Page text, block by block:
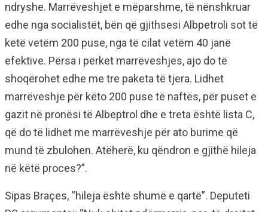
ndryshe. Marrëveshjet e mëparshme, të nënshkruar
edhe nga socialistët, bën që gjithsesi Albpetroli sot të
ketë vetëm 200 puse, nga të cilat vetëm 40 janë
efektive. Përsa i përket marrëveshjes, ajo do të
shoqërohet edhe me tre paketa të tjera. Lidhet
marrëveshje për këto 200 puse të naftës, për puset e
gazit në pronësi të Albeptrol dhe e treta është lista C,
që do të lidhet me marrëveshje për ato burime që
mund të zbulohen. Atëherë, ku qëndron e gjithë hileja
në këtë proces?”.
Sipas Braçes, “hileja është shumë e qartë”. Deputeti